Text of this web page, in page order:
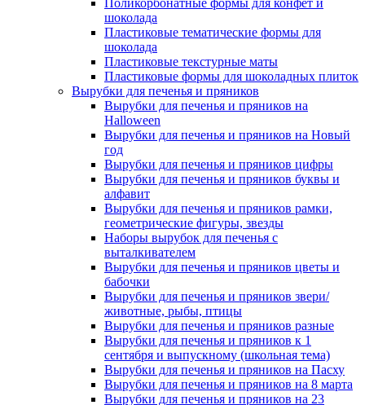
Поликорбонатные формы для конфет и
шоколада
Пластиковые тематические формы для
шоколада
Пластиковые текстурные маты
Пластиковые формы для шоколадных плиток
Вырубки для печенья и пряников
Вырубки для печенья и пряников на
Halloween
Вырубки для печенья и пряников на Новый
год
Вырубки для печенья и пряников цифры
Вырубки для печенья и пряников буквы и
алфавит
Вырубки для печенья и пряников рамки,
геометрические фигуры, звезды
Наборы вырубок для печенья с
выталкивателем
Вырубки для печенья и пряников цветы и
бабочки
Вырубки для печенья и пряников звери/
животные, рыбы, птицы
Вырубки для печенья и пряников разные
Вырубки для печенья и пряников к 1
сентября и выпускному (школьная тема)
Вырубки для печенья и пряников на Пасху
Вырубки для печенья и пряников на 8 марта
Вырубки для печенья и пряников на 23